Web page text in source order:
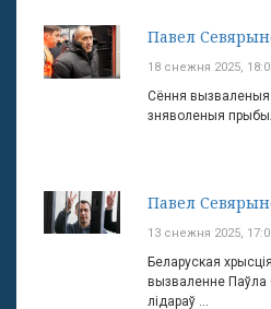
Павел
18 снежня 2025,
Сёння вызваленыя
зняволеныя
Павел
13 снежня 2025,
Беларуская
вызваленне Паўла
лідараў ...